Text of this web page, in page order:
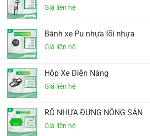
Bánh xe Pu nhựa lõi nhựa
Hộp Xe Điện Nâng
RỔ NHỰA ĐỰNG NÔNG SẢN